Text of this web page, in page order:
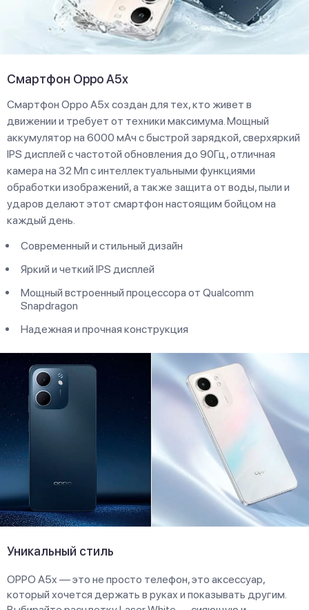
Смартфон Oppo A5x
Смартфон Oppo A5x создан для тех, кто живет в
движении и требует от техники максимума. Мощный
аккумулятор на 6000 мАч с быстрой зарядкой, сверхяркий
IPS дисплей с частотой обновления до 90Гц, отличная
камера на 32 Мп с интеллектуальными функциями
обработки изображений, а также защита от воды, пыли и
ударов делают этот смартфон настоящим бойцом на
каждый день.
Современный и стильный дизайн
Яркий и четкий IPS дисплей
Мощный встроенный процессора от Qualcomm
Snapdragon
Надежная и прочная конструкция
Уникальный стиль
OPPO A5x — это не просто телефон, это аксессуар,
который хочется держать в руках и показывать другим.